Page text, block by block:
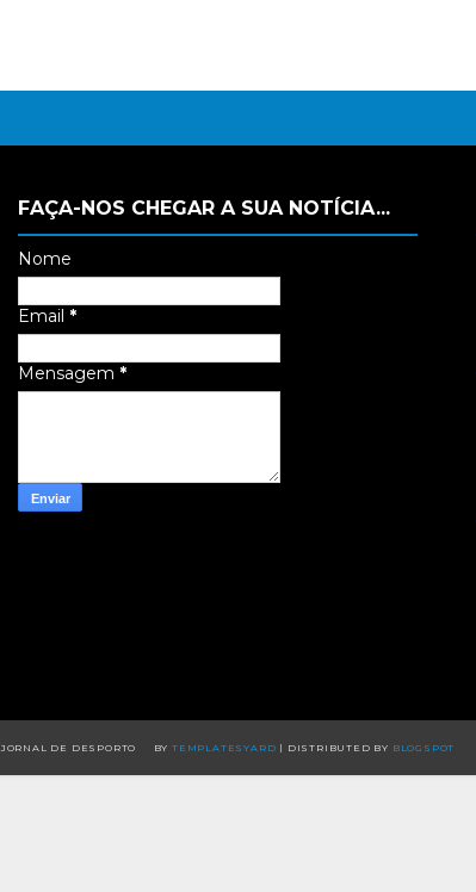
FAÇA-NOS CHEGAR A SUA NOTÍCIA...
Nome
Email *
Mensagem *
JORNAL DE DESPORTO BY TEMPLATESYARD | DISTRIBUTED BY BLOGSPOT